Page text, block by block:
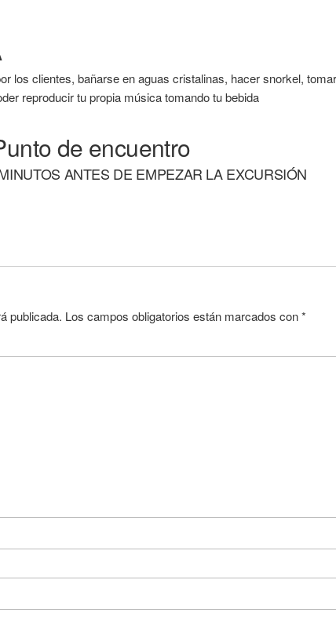
los clientes, bañarse en aguas cristalinas, hacer snorkel,
reproducir tu propia música tomando tu bebida
de encuentro
ANTES DE EMPEZAR LA EXCURSIÓN
publicada. Los campos obligatorios están marcados con*